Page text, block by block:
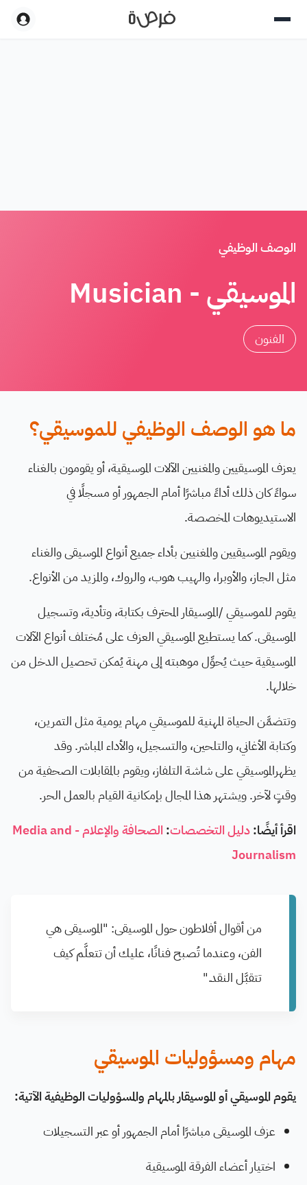
الوصف الوظيفي
الموسيقي - Musician
الفنون
ما هو الوصف الوظيفي للموسيقي؟
يعزف الموسيقيين والمغنيين الآلات الموسيقية، أو يقومون بالغناء
سواءً كان ذلك أداءً مباشرًا أمام الجمهور أو مسجلًا في
الاستيديوهات المخصصة.
ويقوم الموسيقيين والمغنيين بأداء جميع أنواع الموسيقى والغناء
مثل الجاز، والأوبرا، والهيب هوب، والروك، والمزيد من الأنواع.
يقوم للموسيقي /الموسيقار المحترف بكتابة، وتأدية، وتسجيل
الموسيقى. كما يستطيع الموسيقي العزف على مُختلف أنواع الآلات
الموسيقية حيث يُحوِّل موهبته إلى مهنة يُمكن تحصيل الدخل من
خلالها.
وتتضمَّن الحياة المهنية للموسيقي مهام يومية مثل التمرين،
وكتابة الأغاني، والتلحين، والتسجيل، والأداء المباشر. وقد
يظهرالموسيقي على شاشة التلفاز، ويقوم بالمقابلات الصحفية من
وقتٍ لآخر. ويشتهر هذا المجال بإمكانية القيام بالعمل الحر.
اقرأ أيضًا:دليل التخصصات:
الصحافة والإعلام - Media and
Journalism
من أقوال أفلاطون حول الموسيقى: "الموسيقى هي
الفن، وعندما تُصبح فنانًا، عليك أن تتعلَّم كيف
تتقبَّل النقد."
مهام ومسؤوليات الموسيقي
يقوم الموسيقي أو الموسيقار بالمهام والمسؤوليات الوظيفية الآتية:
عزف الموسيقى مباشرًا أمام الجمهور أو عبر التسجيلات
اختيار أعضاء الفرقة الموسيقية